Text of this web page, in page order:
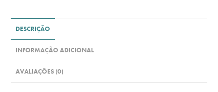
DESCRIÇÃO
INFORMAÇÃO ADICIONAL
AVALIAÇÕES (0)